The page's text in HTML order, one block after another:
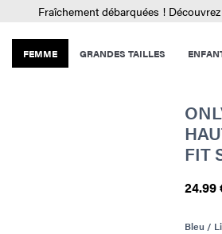
Fraîchement débarquées !
FEMME GRANDES TAILLES
FIT
24.99
Bleu /